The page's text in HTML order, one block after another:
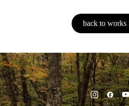
back to works